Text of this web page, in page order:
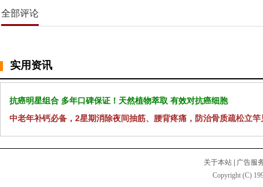
全部评论
实用资讯
抗癌明星组合 多年口碑保证！天然植物萃取 有效对抗癌细胞
中老年补钙必备，2星期消除夜间抽筋、腰背疼痛，防治骨质疏松立竿
关于本站
广告服
Copyright (C)